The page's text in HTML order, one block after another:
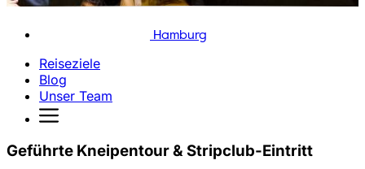
Hamburg
Reiseziele
Blog
Unser Team
Geführte Kneipentour & Stripclub-Eintritt